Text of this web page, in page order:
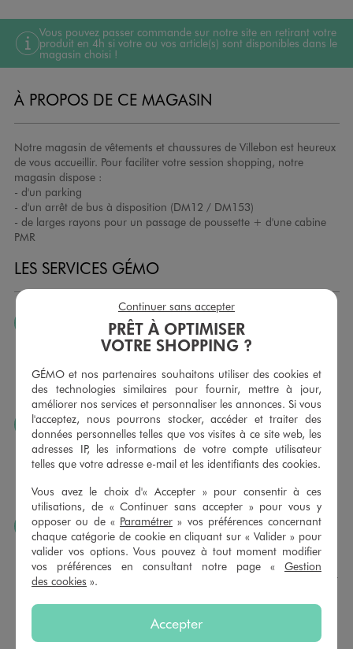
Vous pouvez passer commande sur notre site en retirant votre
produit en 4h si votre ou vos article(s) sont disponibles dans le
magasin choisi !
À PROPOS DE CE MAGASIN
Notre magasin de vêtements et chaussures de Villebon est heureux
de vous accueillir. Pour faciliter votre session shopping, notre
magasin dispose :
- d'un parking
- d'un arrêt de bus à disposition (DM12 / DM153)
- de larges rayons pour un passage de poussette + d'une cabine
PMR
LES SERVICES GÉMO
JE PEUX CHANGER D’AVIS
Nous échangeons et vous proposons un avoir ou un
sous 30 jours, sur simple présentation du ticket de caisse,
dans tous les magasins GÉMO.
JE PEUX FAIRE RETOUCHER MES ARTICLES
Ourlets, ceintures… vous avez la possibilité de faire
retoucher vos articles textiles dans nos magasins. Les tarifs
conditions en magasins.
J’AIME FAIRE PLAISIR
Nous vous proposons des cartes cadeaux GÉMO d’un
montant au choix entre 10€ et 150€. Les cartes cadeau
GÉMO sont valables 1 an, utilisables en plusieurs fois, pour
dans de jolies enveloppes pour toutes les occasions.
PRÊT À OPTIMISER
VOTRE SHOPPING ?
GÉMO et nos partenaires souhaitons utiliser des cookies et
des technologies similaires pour fournir, mettre à jour,
améliorer nos services et personnaliser les annonces. Si vous
l'acceptez, nous pourrons stocker, accéder et traiter des
données personnelles telles que vos visites à ce site web, les
adresses IP, les informations de votre compte utilisateur
telles que votre adresse e-mail et les identifiants des cookies.
Vous avez le choix d'« Accepter » pour consentir à ces
utilisations, de « Continuer sans accepter » pour vous y
opposer ou de « Paramétrer » vos préférences concernant
chaque catégorie de cookie en cliquant sur « Valider » pour
valider vos options. Vous pouvez à tout moment modifier
vos préférences en consultant notre page « Gestion
des cookies ».
Accepter
Continuer sans accepter